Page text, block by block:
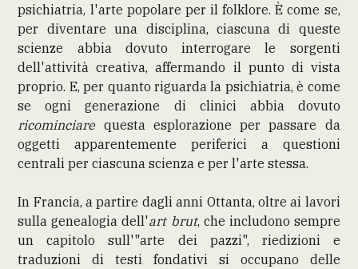
psichiatria, l'arte popolare per il folklore. È come se,
per diventare una disciplina, ciascuna di queste
scienze abbia dovuto interrogare le sorgenti
dell'attività creativa, affermando il punto di vista
proprio. E, per quanto riguarda la psichiatria, è come
se ogni generazione di clinici abbia dovuto
ricominciarequesta esplorazione per passare da
oggetti apparentemente periferici a questioni
centrali per ciascuna scienza e per l'arte stessa.
In Francia, a partire dagli anni Ottanta, oltre ai lavori
sulla genealogia dell'art brut, che includono sempre
un capitolo sull'"arte dei pazzi", riedizioni e
traduzioni di testi fondativi si occupano delle